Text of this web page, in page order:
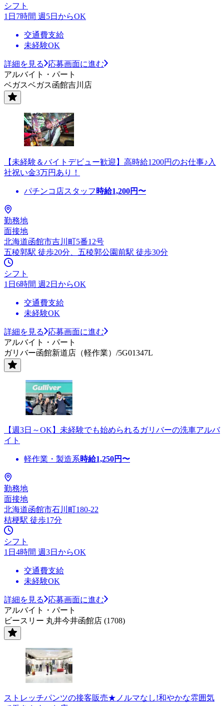
シフト
1日7時間 週5日からOK
交通費支給
未経験OK
詳細を見る
応募画面に進む
アルバイト・パート
ベガスベガス函館吉川店
【未経験＆バイトデビュー歓迎】高時給1200円のお仕事♪入
社祝い金3万円あり！
パチンコ店スタッフ 時給1,200円〜
勤務地
面接地
北海道函館市吉川町5番12号
五稜郭駅 徒歩20分、五稜郭公園前駅 徒歩30分
シフト
1日6時間 週2日からOK
交通費支給
未経験OK
詳細を見る
応募画面に進む
アルバイト・パート
ガリバー函館新道店（軽作業）/5G01347L
【週3日～OK】未経験でも始められるガリバーの洗車アルバ
イト
軽作業・製造系時給1,250円〜
勤務地
面接地
北海道函館市石川町180-22
桔梗駅 徒歩17分
シフト
1日4時間 週3日からOK
交通費支給
未経験OK
詳細を見る
応募画面に進む
アルバイト・パート
ビースリー 丸井今井函館店 (1708)
ストレッチパンツの接客販売★ノルマなし!和やかな雰囲気